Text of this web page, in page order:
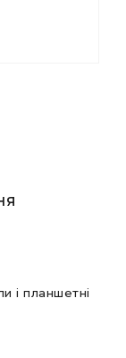
і планшетні